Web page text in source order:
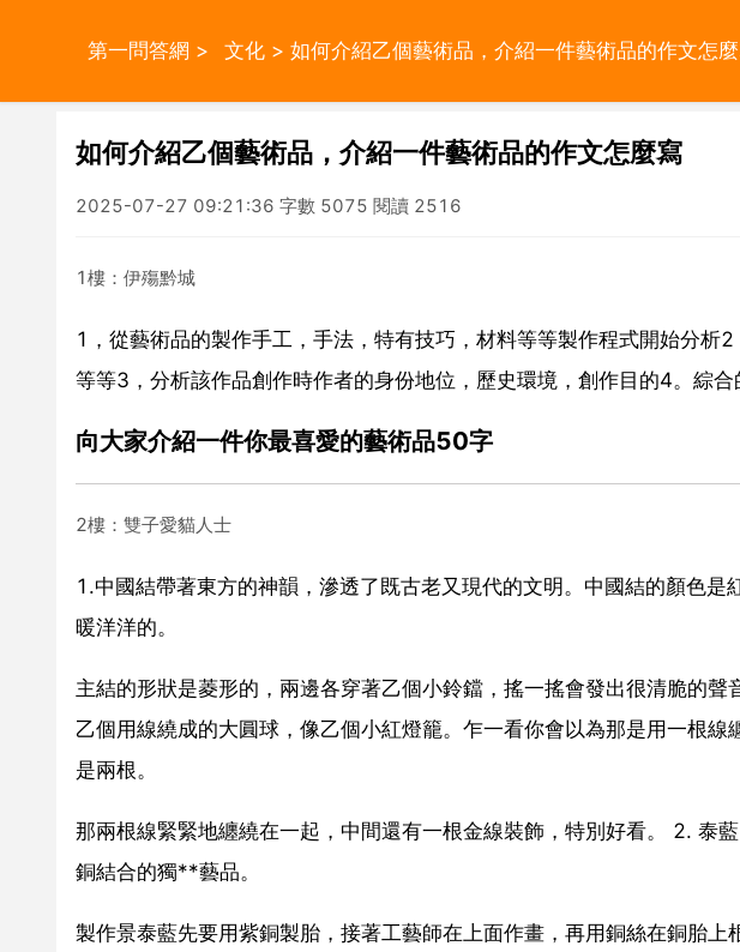
第一問答網 > 文化 > 如何介紹乙個藝術品，介紹一件藝術品的作文怎
如何介紹乙個藝術品，介紹一件藝術品的作文怎麼寫
2025-07-27 09:21:36 字數 5075 閱讀 2516
1樓：伊殤黔城
1，從藝術品的製作手工，手法，特有技巧，材料等等製作程式開始分析
等等3，分析該作品創作時作者的身份地位，歷史環境，創作目的4。綜合
向大家介紹一件你最喜愛的藝術品50字
2樓：雙子愛貓人士
1.中國結帶著東方的神韻，滲透了既古老又現代的文明。中國結的顏色是
暖洋洋的。
主結的形狀是菱形的，兩邊各穿著乙個小鈴鐺，搖一搖會發出很清脆的
乙個用線繞成的大圓球，像乙個小紅燈籠。乍一看你會以為那是用一根
是兩根。
那兩根線緊緊地纏繞在一起，中間還有一根金線裝飾，特別好看。 2. 泰
銅結合的獨**藝品。
製作景泰藍先要用紫銅製胎，接著工藝師在上面作畫，再用銅絲在銅胎